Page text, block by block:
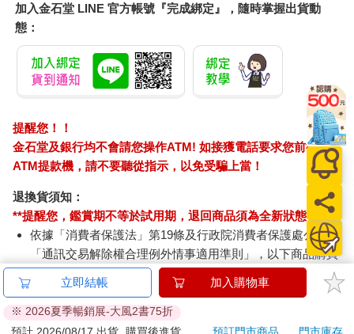
加入金石堂 LINE 官方帳號『完成綁定』，隨時掌握出貨動
態：
提醒您！！
金石堂及銀行均不會請您操作ATM! 如接獲電話要求您前往
ATM提款機，請不要聽從指示，以免受騙上當！
退換貨須知：
**提醒您，鑑賞期不等於試用期，退回商品須為全新狀態**
依據「消費者保護法」第19條及行政院消費者保護處公告之
「通訊交易解除權合理例外情事適用準則」，以下商品購買
後，除商品本身有瑕疵外，將不提供7天的猶豫期：
易於腐敗、保存期限較短或解約時即將逾期。（如：生
鮮食品）
依消費者要求所為之客製化給付。（客製化商品）
立即結帳 加入購物車
※ 2026夏季暢銷展-大風2書75折